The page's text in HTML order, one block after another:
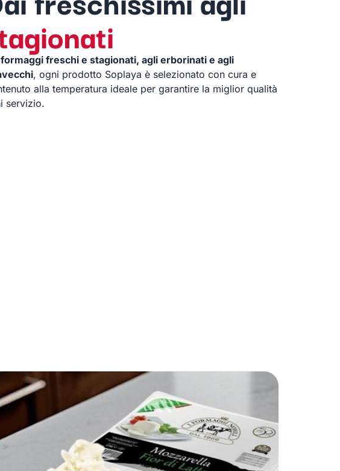
formaggi freschi e stagionati, agli erborinati e agli
, ogni prodotto Soplaya è selezionato con cura e
alla temperatura ideale per garantire la miglior qualità
servizio.